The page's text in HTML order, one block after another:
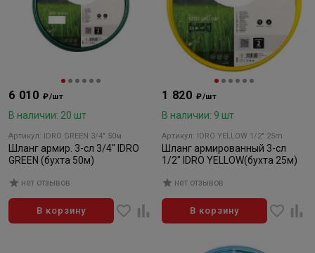
6 010 ₽/шт
В наличии: 20 шт
Артикул: IDRO GREEN 3/4" 50м
Шланг армир. 3-сл 3/4" IDRO
GREEN (бухта 50м)
нет отзывов
В корзину
1 820 ₽/шт
В наличии: 9 шт
Артикул: IDRO YELLOW 1/2" 25m
Шланг армированный 3-сл
1/2" IDRO YELLOW(бухта 25м)
нет отзывов
В корзину